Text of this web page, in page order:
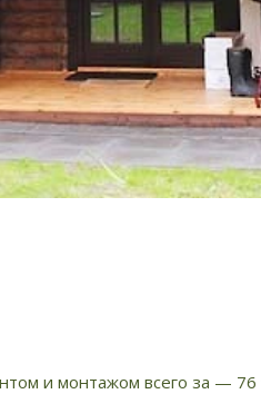
и монтажом всего за — 76